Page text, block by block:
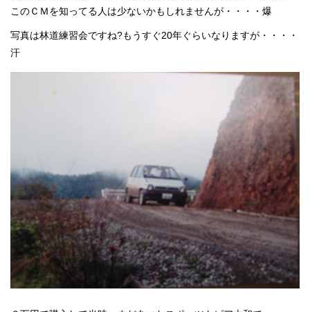
このＣＭを知ってる人は少ないかもしれませんが・・・・爆
写真は林道練習会ですね?もうすぐ20年ぐらいなりますが・・・・
汗